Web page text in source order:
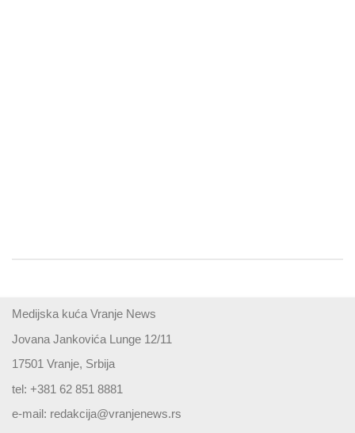
Medijska kuća Vranje News
Jovana Jankovića Lunge 12/11
17501 Vranje, Srbija
tel: +381 62 851 8881
e-mail: redakcija@vranjenews.rs